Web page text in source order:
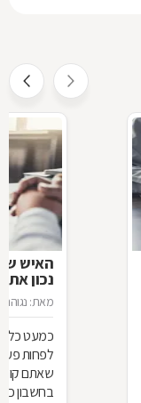
האיש
נכון את
מאת: נגוהה
כמעט כל
לפחות
שאתם
בחשבון